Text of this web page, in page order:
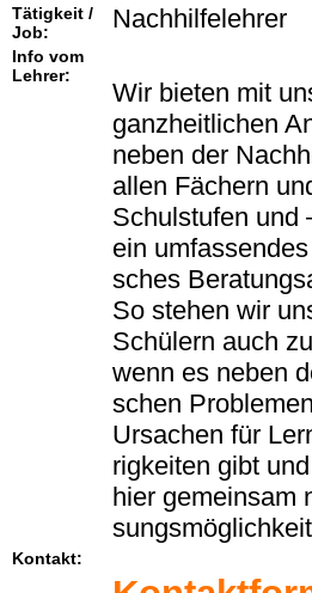
Tätigkeit /
Job:
Nachhilfelehrer
Info vom
Lehrer:
Wir bie­ten mit
ganz­heit­li­chen
neben der
allen Fä­chern
Schul­stu­fen und
ein
sches
So ste­hen wir
Schü­lern auch
wenn es neben
schen
Ur­sa­chen für
rig­kei­ten gibt
hier ge­mein­sam
Kontakt: